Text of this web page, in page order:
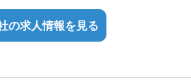
の求人情報を見る